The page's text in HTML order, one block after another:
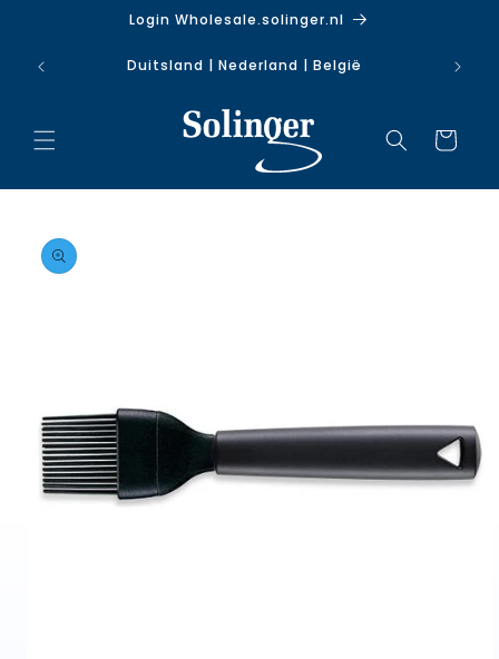
Login Wholesale.solinger.nl
Duitsland | Nederland | België
Winkelwagen
direct naar